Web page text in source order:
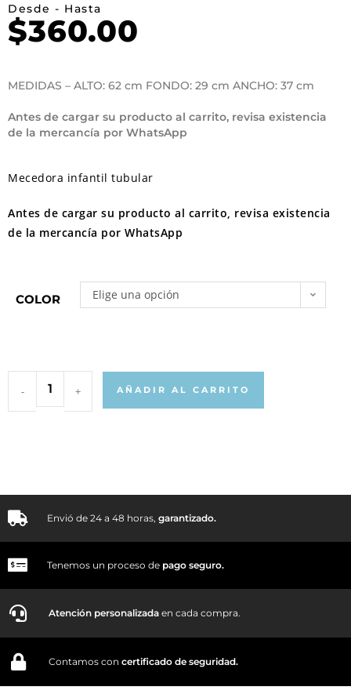
Desde - Hasta
$360.00
MEDIDAS – ALTO: 62 cm FONDO: 29 cm ANCHO: 37 cm
Antes de cargar su producto al carrito, revisa existencia
de la mercancía por WhatsApp
Mecedora infantil tubular
Antes de cargar su producto al carrito, revisa existencia
de la mercancía por WhatsApp
COLOR Elige una opción
- + AÑADIR AL CARRITO
Envió de 24 a 48 horas, garantizado.
Tenemos un proceso de pago seguro.
Atención personalizada en cada compra.
Contamos con certificado de seguridad.